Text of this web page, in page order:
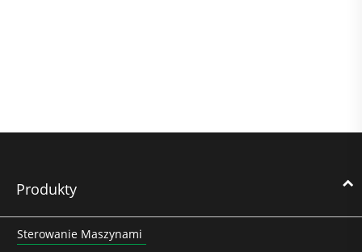
Produkty
Sterowanie Maszynami